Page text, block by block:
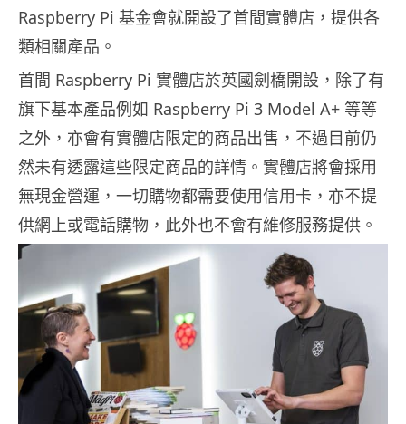
Raspberry Pi 基金會就開設了首間實體店，提供各
類相關產品。
首間 Raspberry Pi 實體店於英國劍橋開設，除了有
旗下基本產品例如 Raspberry Pi 3 Model A+ 等等
之外，亦會有實體店限定的商品出售，不過目前仍
然未有透露這些限定商品的詳情。實體店將會採用
無現金營運，一切購物都需要使用信用卡，亦不提
供網上或電話購物，此外也不會有維修服務提供。